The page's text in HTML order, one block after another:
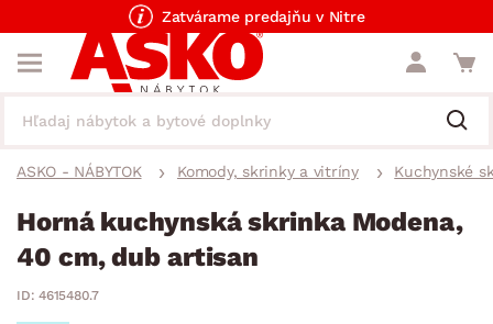
Zatvárame predajňu v Nitre
ASKO - NÁBYTOK Komody, skrinky a vitríny Kuchynské
Horná kuchynská skrinka Modena,
40 cm, dub artisan
ID: 4615480.7